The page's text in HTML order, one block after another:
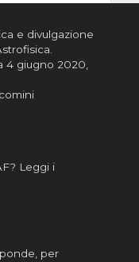
e divulgazione
.
4 giugno 2020,
Leggi i
per